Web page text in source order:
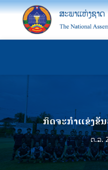
ກິດຈະກຳແຂ່ງຂັ
ຕ.ລ.